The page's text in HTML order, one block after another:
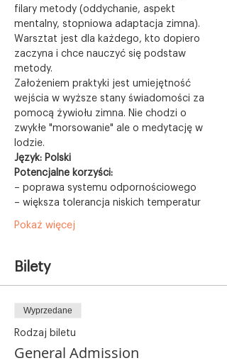
filary metody (oddychanie, aspekt
mentalny, stopniowa adaptacja zimna).
Warsztat jest dla każdego, kto dopiero
zaczyna i chce nauczyć się podstaw
metody.
Założeniem praktyki jest umiejętność
wejścia w wyższe stany świadomości za
pomocą żywiołu zimna. Nie chodzi o
zwykłe "morsowanie" ale o medytację w
lodzie.
Język: Polski
Potencjalne korzyści:
– poprawa systemu odpornościowego
– większa tolerancja niskich temperatur
Pokaż więcej
Bilety
Wyprzedane
Rodzaj biletu
General Admission